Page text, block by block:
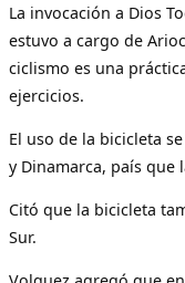
La invocación a Dios
estuvo a cargo de
ciclismo es una
ejercicios.
El uso de la bicicleta
y Dinamarca, país que
Citó que la bicicleta
Sur.